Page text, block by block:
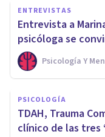
ENTREVISTAS
Entrevista a
psicóloga se
Psicología Y
PSICOLOGÍA
TDAH, Trauma
clínico de las tres